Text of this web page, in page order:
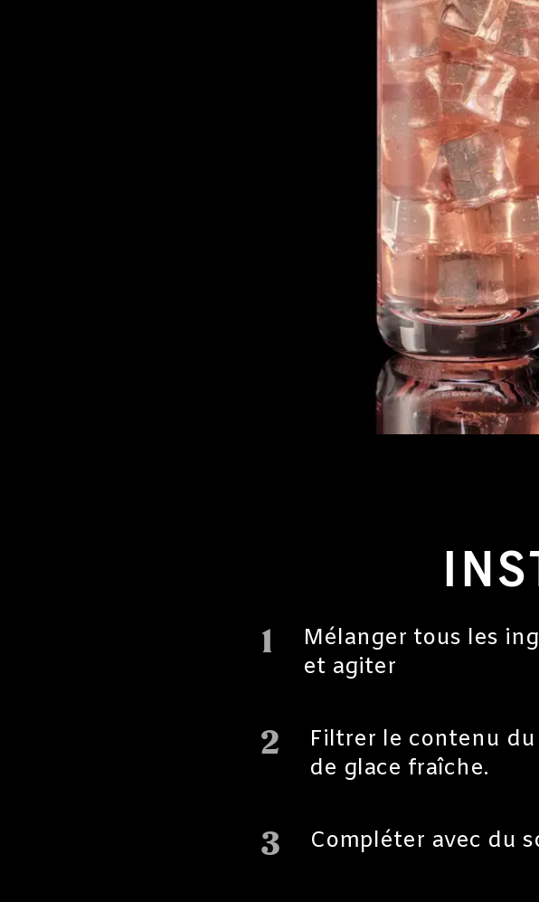
1
Mélanger tous les
et agiter
2
Filtrer le contenu
de glace fraîche.
3 Compléter avec du